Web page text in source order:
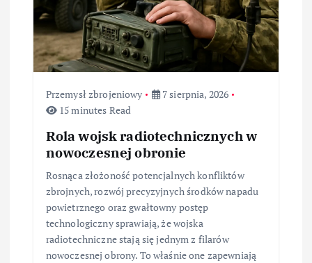
s
Przemysł zbrojeniowy
7 sierpnia, 2026
15 minutes Read
Rola wojsk radiotechnicznych w
nowoczesnej obronie
Rosnąca złożoność potencjalnych konfliktów
zbrojnych, rozwój precyzyjnych środków napadu
powietrznego oraz gwałtowny postęp
technologiczny sprawiają, że wojska
radiotechniczne stają się jednym z filarów
nowoczesnej obrony. To właśnie one zapewniają